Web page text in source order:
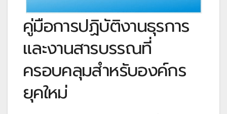
คู่มือการปฏิบัติงานธุรการ
และงานสารบรรณที่
ครอบคลุมสำหรับองค์กร
ยุคใหม่